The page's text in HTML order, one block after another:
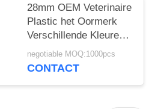
28mm OEM Veterinaire
Plastic het Oormerk
Verschillende Kleuren
van Varkensvarkens
voor Landbouwbedrijf
negotiable MOQ:1000pcs
CONTACT